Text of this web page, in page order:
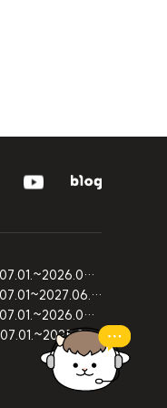
곧장기부 제5기(2025.07.01.~2026.06.30.) 기부금품 모집결과 보고
곧장기부 제6기(2026.07.01~2027.06.30) 기부금품 모집등록 보고
곧장기부 제5기(2025.07.01.~2026.06.30) 기부금품 모집등록 보고
곧장기부 제4기 (2024.07.01.~2025.06.30) 사용내역 및 회계감사 보고